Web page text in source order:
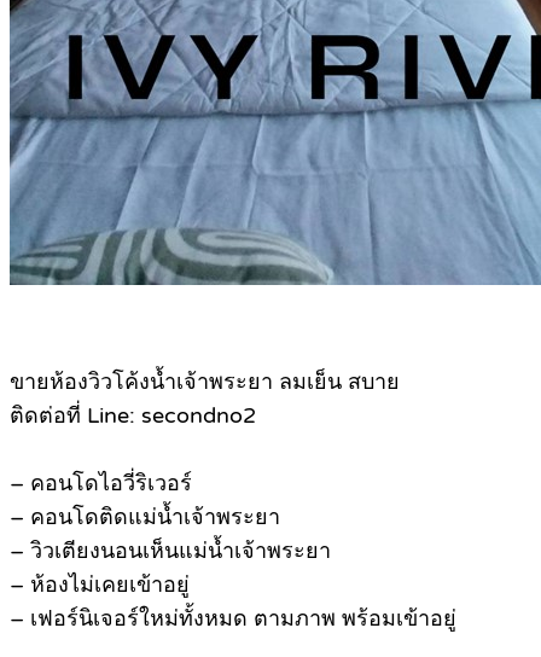
ขายห้องวิวโค้งน้ำเจ้าพระยา ลมเย็น สบาย
ติดต่อที่ Line: secondno2
– คอนโดไอวี่ริเวอร์
– คอนโดติดแม่น้ำเจ้าพระยา
– วิวเตียงนอนเห็นแม่น้ำเจ้าพระยา
– ห้องไม่เคยเข้าอยู่
– เฟอร์นิเจอร์ใหม่ทั้งหมด ตามภาพ พร้อมเข้าอยู่